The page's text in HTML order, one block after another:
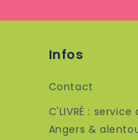
Infos
Contact
C'LIVRÉ :
Angers &